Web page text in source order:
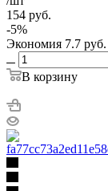
154 руб.
-5%
Экономия 7.7 руб.
В корзину